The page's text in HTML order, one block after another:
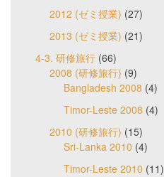
2012 (ゼミ授業) (27)
2013 (ゼミ授業) (21)
4-3. 研修旅行 (66)
2008 (研修旅行) (9)
Bangladesh 2008 (4)
Timor-Leste 2008 (4)
2010 (研修旅行) (15)
Sri-Lanka 2010 (4)
Timor-Leste 2010 (11)